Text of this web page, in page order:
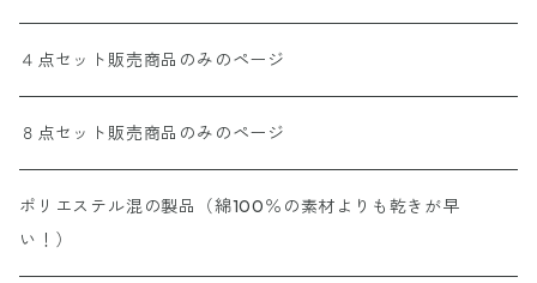
４点セット販売商品のみのページ
８点セット販売商品のみのページ
ポリエステル混の製品（綿100％の素材よりも乾きが早
い！）